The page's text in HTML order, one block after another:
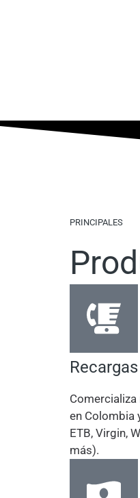
PRINCIPALES
Recargas
en Colombia
ETB, Virgin,
más).